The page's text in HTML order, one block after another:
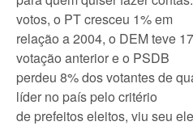
votos, o PT cresceu 1% em
relação a 2004, o DEM teve
votação anterior e o PSDB
perdeu 8% dos votantes de
líder no país pelo critério
de prefeitos eleitos, viu seu